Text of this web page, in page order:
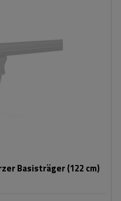
Basisträger (122 cm)